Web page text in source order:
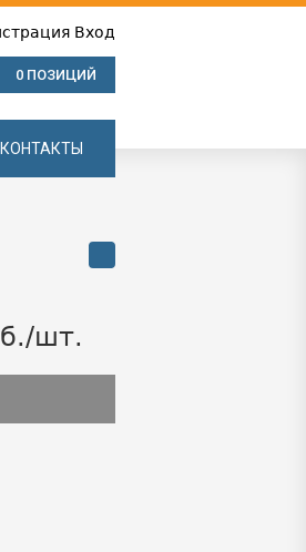
Вход
0 ПОЗИЦИЙ
КОНТАКТЫ
шт.